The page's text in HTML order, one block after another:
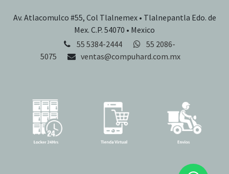
Av. Atlacomulco #55, Col Tlalnemex • Tlalnepantla Edo. de
Mex. C.P. 54070 • Mexico
55 5384-2444
55 2086-
5075
ventas@compuhard.com.mx